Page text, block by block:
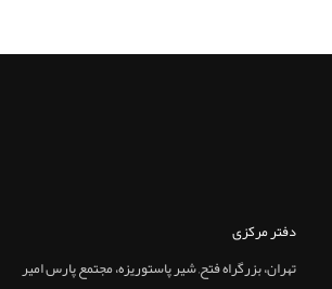
دفتر مرکزی
تهران، بزرگراه فتح, شير پاستوريزه، مجتمع پارس امير